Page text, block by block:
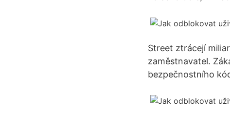
Street ztrácejí
zaměstnavatel.
bezpečnostního